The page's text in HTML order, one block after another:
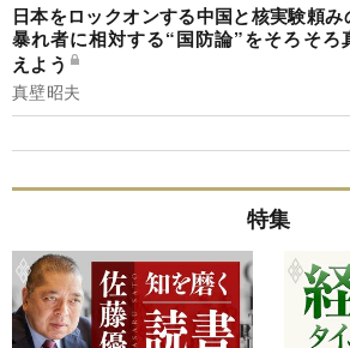
日本をロックオンする中国と核実験頼み
暴れ者に相対する“国防論”をそろそろ
えよう
真壁昭夫
特集